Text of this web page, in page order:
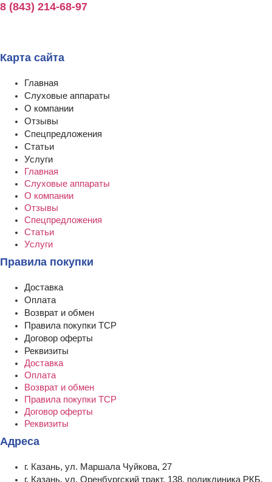
8 (843) 214-68-97
Карта сайта
Главная
Слуховые аппараты
О компании
Отзывы
Спецпредложения
Статьи
Услуги
Главная
Слуховые аппараты
О компании
Отзывы
Спецпредложения
Статьи
Услуги
Правила покупки
Доставка
Оплата
Возврат и обмен
Правила покупки ТСР
Договор оферты
Реквизиты
Доставка
Оплата
Возврат и обмен
Правила покупки ТСР
Договор оферты
Реквизиты
Адреса
г. Казань, ул. Маршала Чуйкова, 27
г. Казань, ул. Оренбургский тракт, 138, поликлиника РКБ,